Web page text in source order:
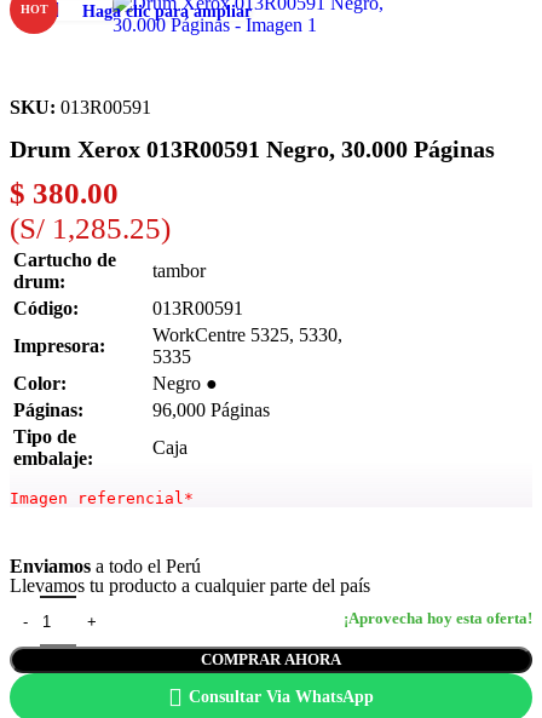
HOT Haga clic para ampliar
SKU: 013R00591
Drum Xerox 013R00591 Negro, 30.000 Páginas
$ 380.00
(S/ 1,285.25)
Cartucho de
drum:
tambor
Código:
013R00591
Impresora:
WorkCentre 5325, 5330,
5335
Color:
Negro ●
Páginas:
96,000 Páginas
Tipo de
embalaje:
Caja
Imagen referencial*
Enviamos a todo el Perú
Llevamos tu producto a cualquier parte del país
COMPRAR AHORA
Consultar Via WhatsApp